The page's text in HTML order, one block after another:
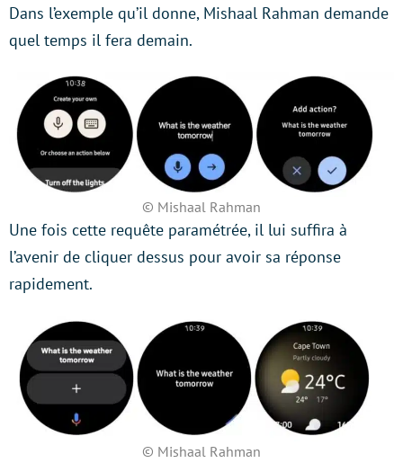
Dans l’exemple qu’il donne, Mishaal Rahman demande
quel temps il fera demain.
© Mishaal Rahman
Une fois cette requête paramétrée, il lui suffira à
l’avenir de cliquer dessus pour avoir sa réponse
rapidement.
© Mishaal Rahman